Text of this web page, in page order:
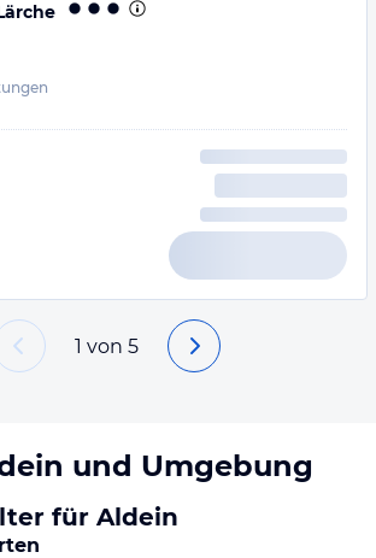
1 von 5
und Umgebung
für Aldein